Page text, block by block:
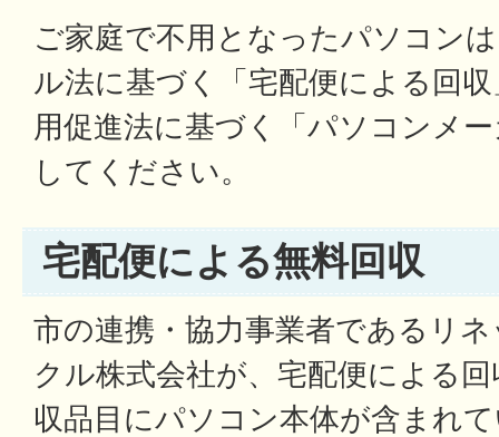
ご家庭で不用となったパソコン
ル法に基づく「宅配便による回
用促進法に基づく「パソコンメ
してください。
宅配便による無料回収
市の連携・協力事業者であるリ
クル株式会社が、宅配便による
収品目にパソコン本体が含まれ